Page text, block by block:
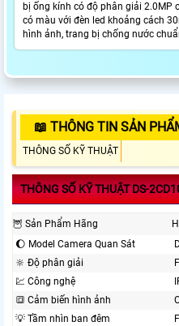
bị ống kính có độ phân giải 2.0MP
có màu với đèn led khoảng cách
hình ảnh, trang bị chống nước
📖 THÔNG TIN SẢN
THÔNG SỐ KỸ THUẬT
THÔNG SỐ KỸ THUẬT DS-
🦉 Sản Phẩm Hãng
🌔 Model Camera Quan Sát
🔆 Độ phân giải
💹 Công nghệ
🔳 Cảm biến hình ảnh
💡 Tầm nhìn ban đêm